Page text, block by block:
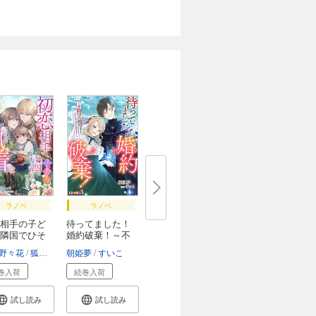
ラノベ
手の子ど
国でひそ
々花 狐日ひなた
入荷
試し読み
ラノベ
待ってました！
婚約破棄！～不
朝姫夢 すいこ
続巻入荷
試し読み